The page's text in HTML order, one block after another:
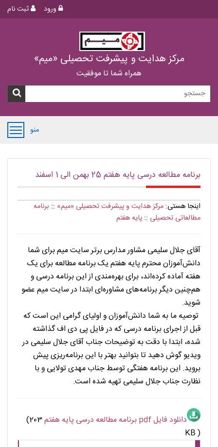
ثبت نام ورود
مرکز هدایت و پیشرفت تحصیلی «میم»
همراه شما تا موفقیت
منو
برنامه مطالعه درسی پایه هفتم 25 بهمن الی 1 اسفند
اینجا هستی: مرکز هدایت و پیشرفت تحصیلی «میم» :: برنامه
مطالعاتی تحصیلی :: پایه هفتم
. . . . . . . . . . . . .
آقای جلال سلیمی مشاور مدارس برتر سایت میم برای شما
دانش‌آموزان محترم پایه هفتم یک برنامه مطالعه برای یک
هفته آماده کرده‌اند، برای بهره‌مندی از این برنامه درسی و
هم‌چنین دیگر برنامه‌های مشاوره‌ای ابتدا در سایت میم عضو
شوید.
توصیه ما به شما دانش‌آموزان و اولیای گرامی این است که
قبل از اجرای برنامه درسی که در فایل پی دی اف گذاشته
شده، ابتدا با دقت به توضیحات جناب آقای جلال سلیمی در
ویدیو گوش دهید تا بتوانید بهتر با این برنامه‌ریزی پیش
بروید. این برنامه هفتگی توسط جناب مهدی تولایی و با
نظارت جناب جلال سلیمی تهیه شده است.
دانلود فایل pdf برنامه مطالعه درسی پایه هفتم
(203
KB )